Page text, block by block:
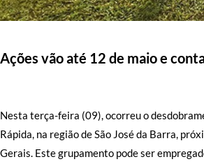
Ações vão até 12 de maio e
Nesta terça-feira (09), ocorreu o
Rápida, na região de São José da Barra,
Gerais. Este grupamento pode ser